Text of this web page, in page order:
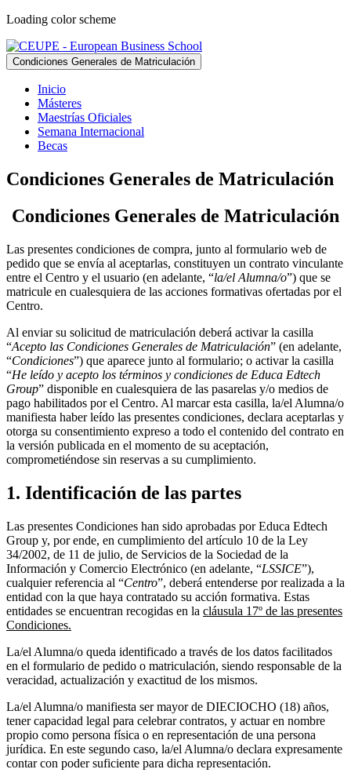
Loading color scheme
Condiciones Generales de Matriculación
Inicio
Másteres
Maestrías Oficiales
Semana Internacional
Becas
Condiciones Generales de Matriculación
Condiciones Generales de Matriculación
Las presentes condiciones de compra, junto al formulario web de
pedido que se envía al aceptarlas, constituyen un contrato vinculante
entre el Centro y el usuario (en adelante, “la/el Alumna/o”) que se
matricule en cualesquiera de las acciones formativas ofertadas por el
Centro.
Al enviar su solicitud de matriculación deberá activar la casilla
“Acepto las Condiciones Generales de Matriculación” (en adelante,
“Condiciones”) que aparece junto al formulario; o activar la casilla
“He leído y acepto los términos y condiciones de Educa Edtech
Group” disponible en cualesquiera de las pasarelas y/o medios de
pago habilitados por el Centro. Al marcar esta casilla, la/el Alumna/o
manifiesta haber leído las presentes condiciones, declara aceptarlas y
otorga su consentimiento expreso a todo el contenido del contrato en
la versión publicada en el momento de su aceptación,
comprometiéndose sin reservas a su cumplimiento.
1. Identificación de las partes
Las presentes Condiciones han sido aprobadas por Educa Edtech
Group y, por ende, en cumplimiento del artículo 10 de la Ley
34/2002, de 11 de julio, de Servicios de la Sociedad de la
Información y Comercio Electrónico (en adelante, “LSSICE”),
cualquier referencia al “Centro”, deberá entenderse por realizada a la
entidad con la que haya contratado su acción formativa. Estas
entidades se encuentran recogidas en la cláusula 17º de las presentes
Condiciones.
La/el Alumna/o queda identificado a través de los datos facilitados
en el formulario de pedido o matriculación, siendo responsable de la
veracidad, actualización y exactitud de los mismos.
La/el Alumna/o manifiesta ser mayor de DIECIOCHO (18) años,
tener capacidad legal para celebrar contratos, y actuar en nombre
propio como persona física o en representación de una persona
jurídica. En este segundo caso, la/el Alumna/o declara expresamente
contar con poder suficiente para dicha representación.